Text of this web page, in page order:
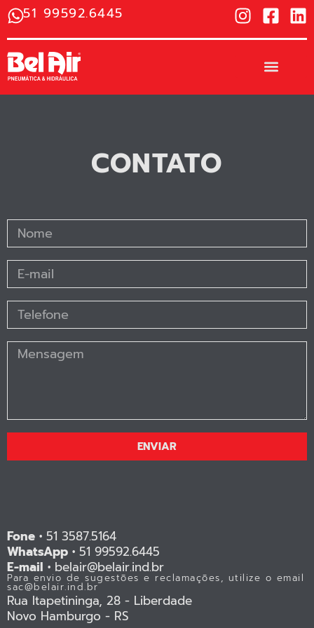
51 99592.6445
CONTATO
ENVIAR
Fone • 51 3587.5164
WhatsApp • 51 99592.6445
E-mail • belair@belair.ind.br
Para envio de sugestões e reclamações, utilize o email
sac@belair.ind.br
Rua Itapetininga, 28 - Liberdade
Novo Hamburgo - RS